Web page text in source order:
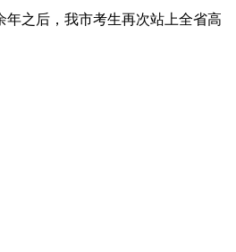
之后，我市考生再次站上全省高